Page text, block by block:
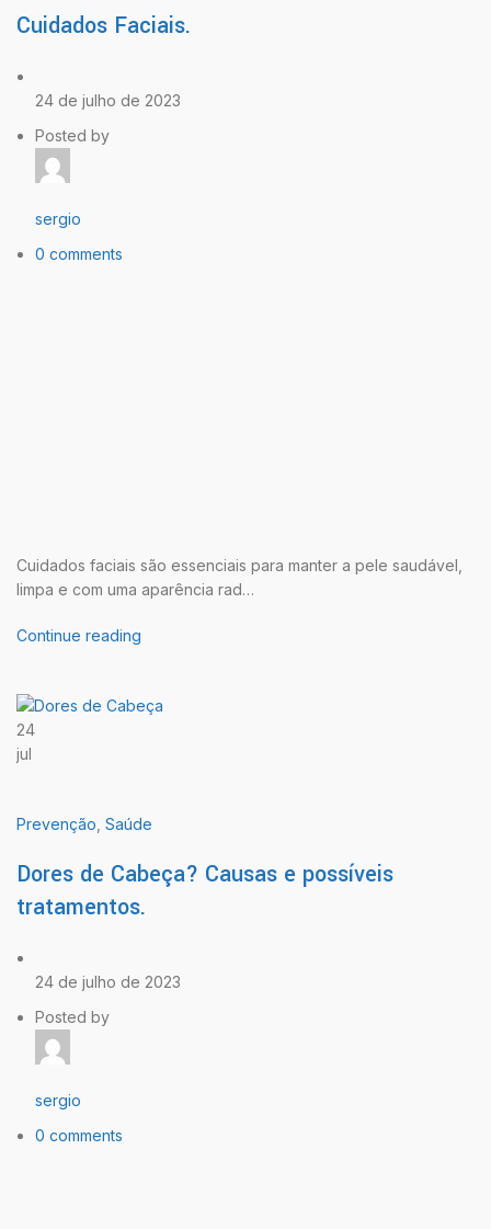
Cuidados Faciais.
24 de julho de 2023
Posted by
sergio
0 comments
Cuidados faciais são essenciais para manter a pele saudável,
limpa e com uma aparência rad…
Continue reading
24
jul
Prevenção Saúde
Dores de Cabeça? Causas e possíveis
tratamentos.
24 de julho de 2023
Posted by
sergio
0 comments